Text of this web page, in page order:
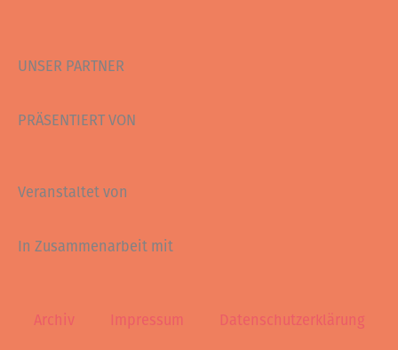
UNSER PARTNER
PRÄSENTIERT VON
Veranstaltet von
In Zusammenarbeit mit
Archiv Impressum Datenschutzerklärung